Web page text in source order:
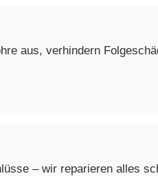
aus, verhindern
– wir reparieren alles